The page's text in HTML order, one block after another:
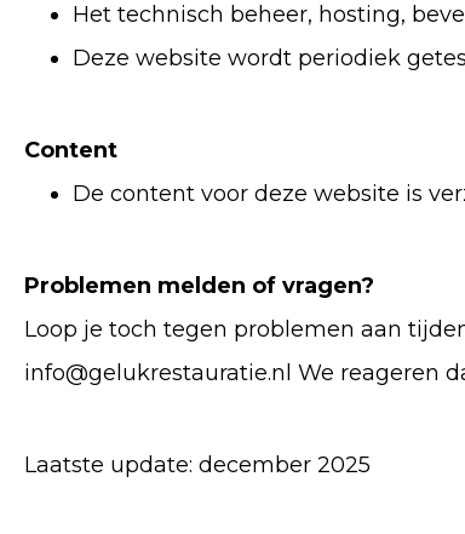
Het technisch beheer, hosting,
Deze website wordt periodiek
Content
De content voor deze website is
Problemen melden of vragen?
Loop je toch tegen problemen aan
info@gelukrestauratie.nl We reageren
Laatste update: december 2025